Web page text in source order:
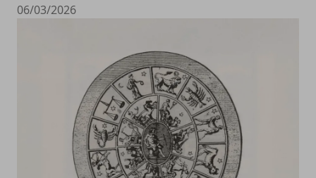
06/03/2026